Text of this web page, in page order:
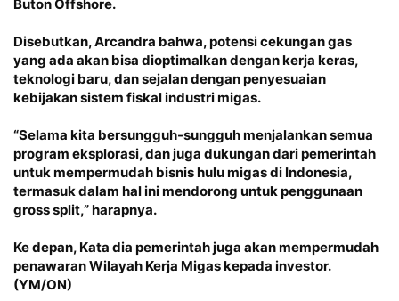
Buton Offshore.
Disebutkan, Arcandra bahwa, potensi cekungan gas
yang ada akan bisa dioptimalkan dengan kerja keras,
teknologi baru, dan sejalan dengan penyesuaian
kebijakan sistem fiskal industri migas.
“Selama kita bersungguh-sungguh menjalankan semua
program eksplorasi, dan juga dukungan dari pemerintah
untuk mempermudah bisnis hulu migas di Indonesia,
termasuk dalam hal ini mendorong untuk penggunaan
gross split,” harapnya.
Ke depan, Kata dia pemerintah juga akan mempermudah
penawaran Wilayah Kerja Migas kepada investor.
(YM/ON)